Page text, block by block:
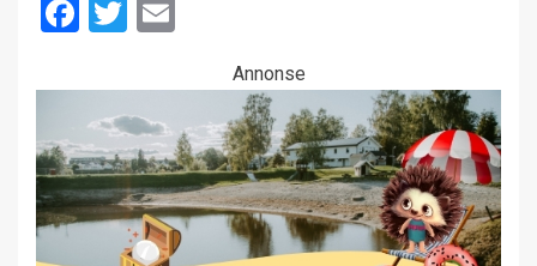
Facebook
Twitter
Annonse